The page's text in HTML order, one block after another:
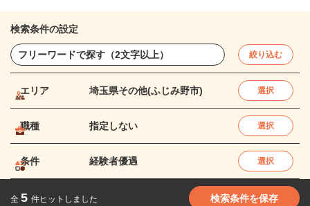
検索条件の設定
絞り込む
エリア 埼玉県その他(ふじみ野市) 選択
職種 指定しない 選択
条件 経験者優遇 選択
全 5 件ヒットしました 検索条件を保存